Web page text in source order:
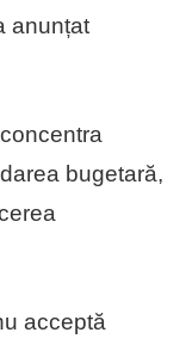
anunțat
bugetară,
acceptă